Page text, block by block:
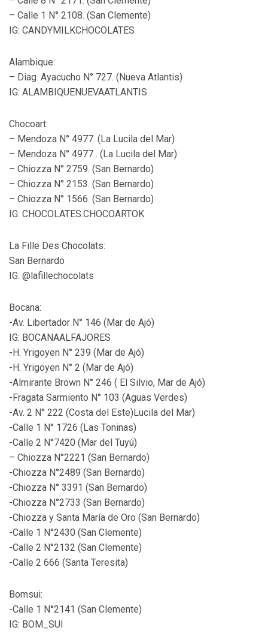
– Calle 1 N° 2108. (San Clemente)
IG: CANDYMILKCHOCOLATES
Alambique:
– Diag. Ayacucho N° 727. (Nueva Atlantis)
IG: ALAMBIQUENUEVAATLANTIS
Chocoart:
– Mendoza N° 4977. (La Lucila del Mar)
– Mendoza N° 4977 . (La Lucila del Mar)
– Chiozza N° 2759. (San Bernardo)
– Chiozza N° 2153. (San Bernardo)
– Chiozza N° 1566. (San Bernardo)
IG: CHOCOLATES.CHOCOARTOK
La Fille Des Chocolats:
San Bernardo
IG: @lafillechocolats
Bocana:
-Av. Libertador N° 146 (Mar de Ajó)
IG: BOCANAALFAJORES
-H. Yrigoyen N° 239 (Mar de Ajó)
-H. Yrigoyen N° 2 (Mar de Ajó)
-Almirante Brown N° 246 ( El Silvio, Mar de Ajó)
-Fragata Sarmiento N° 103 (Aguas Verdes)
-Av. 2 N° 222 (Costa del Este)Lucila del Mar)
-Calle 1 N° 1726 (Las Toninas)
-Calle 2 N°7420 (Mar del Tuyú)
– Chiozza N°2221 (San Bernardo)
-Chiozza N°2489 (San Bernardo)
-Chiozza N° 3391 (San Bernardo)
-Chiozza N°2733 (San Bernardo)
-Chiozza y Santa María de Oro (San Bernardo)
-Calle 1 N°2430 (San Clemente)
-Calle 2 N°2132 (San Clemente)
-Calle 2 666 (Santa Teresita)
Bomsui:
-Calle 1 N°2141 (San Clemente)
IG: BOM_SUI